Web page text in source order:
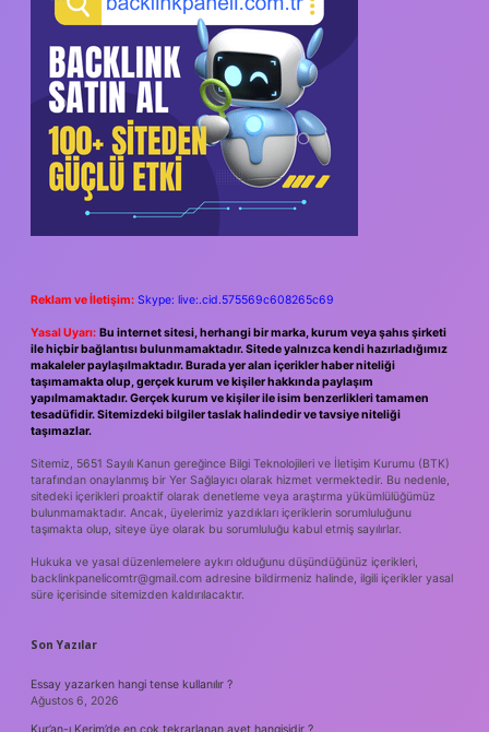
Reklam ve İletişim: Skype: live:.cid.575569c608265c69
Yasal Uyarı: Bu internet sitesi, herhangi bir marka, kurum veya şahıs şirketi
ile hiçbir bağlantısı bulunmamaktadır. Sitede yalnızca kendi hazırladığımız
makaleler paylaşılmaktadır. Burada yer alan içerikler haber niteliği
taşımamakta olup, gerçek kurum ve kişiler hakkında paylaşım
yapılmamaktadır. Gerçek kurum ve kişiler ile isim benzerlikleri tamamen
tesadüfidir. Sitemizdeki bilgiler taslak halindedir ve tavsiye niteliği
taşımazlar.
Sitemiz, 5651 Sayılı Kanun gereğince Bilgi Teknolojileri ve İletişim Kurumu (BTK)
tarafından onaylanmış bir Yer Sağlayıcı olarak hizmet vermektedir. Bu nedenle,
sitedeki içerikleri proaktif olarak denetleme veya araştırma yükümlülüğümüz
bulunmamaktadır. Ancak, üyelerimiz yazdıkları içeriklerin sorumluluğunu
taşımakta olup, siteye üye olarak bu sorumluluğu kabul etmiş sayılırlar.
Hukuka ve yasal düzenlemelere aykırı olduğunu düşündüğünüz içerikleri,
backlinkpanelicomtr@gmail.com adresine bildirmeniz halinde, ilgili içerikler yasal
süre içerisinde sitemizden kaldırılacaktır.
Son Yazılar
Essay yazarken hangi tense kullanılır ?
Ağustos 6, 2026
Kur’an-ı Kerim’de en çok tekrarlanan ayet hangisidir ?